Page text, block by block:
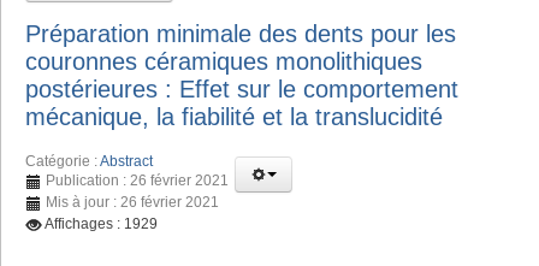
Préparation minimale des dents pour les
couronnes céramiques monolithiques
postérieures : Effet sur le comportement
mécanique, la fiabilité et la translucidité
Catégorie :Abstract
Publication : 26 février 2021
Mis à jour : 26 février 2021
Affichages : 1929